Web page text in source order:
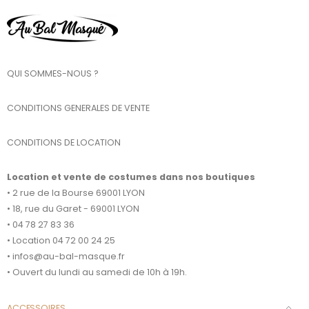
QUI SOMMES-NOUS ?
CONDITIONS GENERALES DE VENTE
CONDITIONS DE LOCATION
Location et vente de costumes dans nos boutiques
• 2 rue de la Bourse 69001 LYON
• 18, rue du Garet - 69001 LYON
• 04 78 27 83 36
• Location 04 72 00 24 25
• infos@au-bal-masque.fr
• Ouvert du lundi au samedi de 10h à 19h.